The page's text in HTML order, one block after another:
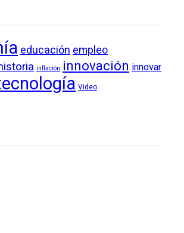
educación empleo
inflación innovación innovar
Video